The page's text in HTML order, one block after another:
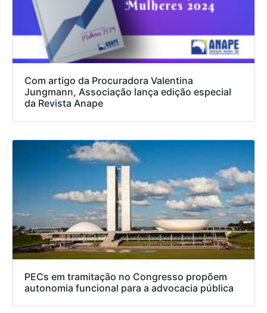
Com artigo da Procuradora Valentina
Jungmann, Associação lança edição especial
da Revista Anape
PECs em tramitação no Congresso propõem
autonomia funcional para a advocacia pública